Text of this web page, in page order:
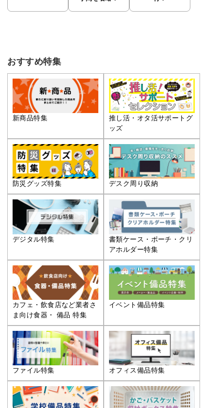
おすすめ特集
新商品特集
推し活・オタ活サポートグ
ッズ
防災グッズ特集 デスク周り収納
デジタル特集
書類ケース・ポーチ・クリ
アホルダー特集
カフェ・飲食店など業者さ
ま向け食器・ 備品 特集
イベント備品特集
ファイル特集 オフィス備品特集